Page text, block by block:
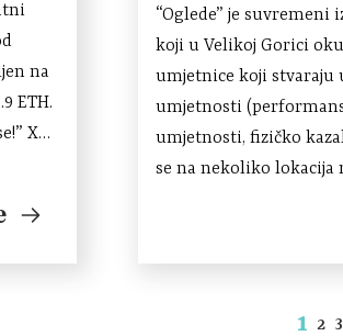
na
ETH.
XR
“Oglede” je
koji u Velikoj Gorici
umjetnice koji stvaraju
umjetnosti
umjetnosti, fizičko
se na nekoliko lokacija
predstavljaju kraćim
Festival promovira i
njenu kulturu i
1 2 3